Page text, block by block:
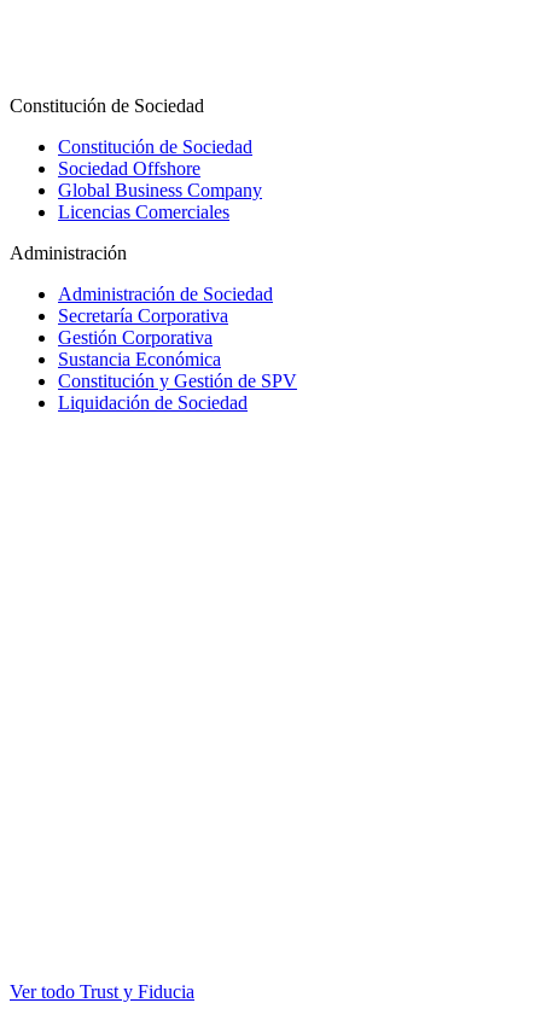
Constitución de Sociedad
Constitución de Sociedad
Sociedad Offshore
Global Business Company
Licencias Comerciales
Administración
Administración de Sociedad
Secretaría Corporativa
Gestión Corporativa
Sustancia Económica
Constitución y Gestión de SPV
Liquidación de Sociedad
Ver todo Trust y Fiducia